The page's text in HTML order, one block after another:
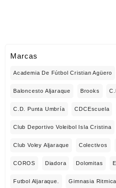
Marcas
Academia De Fútbol Cristian Agüero
Baloncesto Aljaraque Brooks
C.D. Punta Umbría CDCEscuela
Club Deportivo Voleibol Isla Cristina
Club Voley Aljaraque Colectivos
COROS Diadora Dolomitas
Futbol Aljaraque. Gimnasia Ritmica